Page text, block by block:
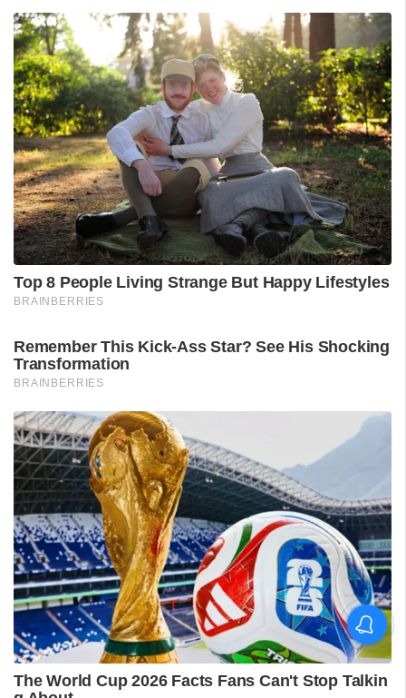
'കാതങ്ങൾ ദൂരെ'; 'ഇറ്റ്സ് എ
മെഡിക്കൽ മിറാക്കിൾ' ആദ്യ
ഗാനം പുറത്ത്